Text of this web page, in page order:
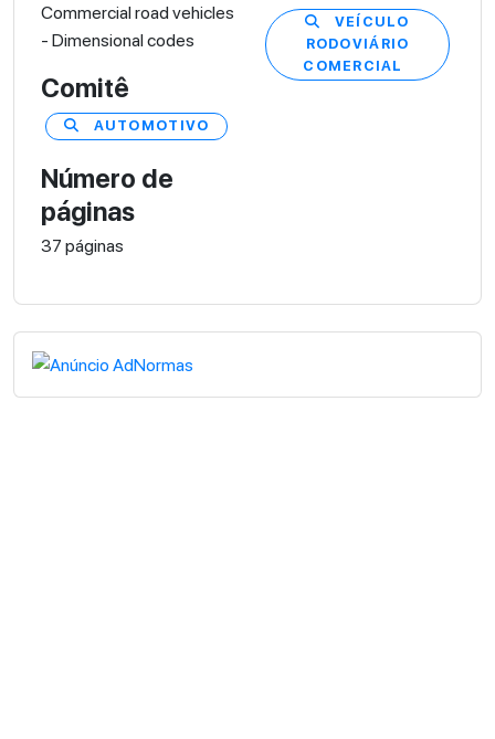
Commercial road vehicles
- Dimensional codes
Comitê
AUTOMOTIVO
Número de
páginas
37 páginas
VEÍCULO
RODOVIÁRIO
COMERCIAL